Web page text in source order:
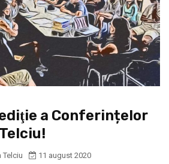
a Conferințelor
Telciu
11 august 2020